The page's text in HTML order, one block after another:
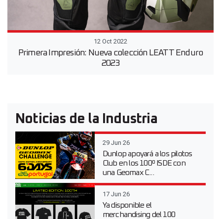
12 Oct 2022
Primera Impresión: Nueva colección LEATT Enduro
2023
Noticias de la Industria
29 Jun 26
Dunlop apoyará a los pilotos
Club en los 100º ISDE con
una Geomax C...
17 Jun 26
Ya disponible el
merchandising del 100